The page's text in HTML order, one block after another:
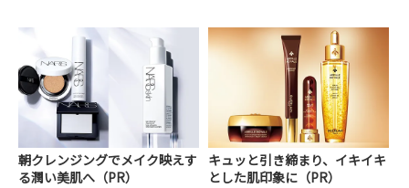
朝クレンジングでメイク映えす
る潤い美肌へ（PR）
キュッと引き締まり、イキイキ
とした肌印象に（PR）